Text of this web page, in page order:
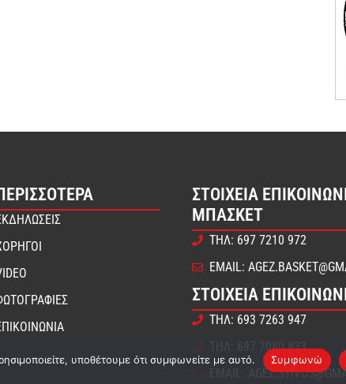
ΣΤΟΙΧΕΊΑ
ΜΠΆΣΚΕΤ
ΤΗΛ: 697 7210 972
EMAIL:
ΣΤΟΙΧΕΊΑ
ΤΗΛ: 693 7263 947
ΤΗΛ: 697 7080 833
EMAIL:
υποθέτουμε ότι συμφωνείτε με αυτό. Συμφωνώ